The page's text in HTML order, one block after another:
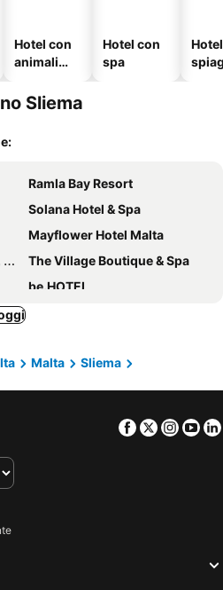
Hotel con
animali
Hotel con
spa
Sliema
Ramla Bay Resort
Solana Hotel & Spa
Mayflower Hotel Malta
The Village Boutique & Spa
be.HOTEL
Beach Garden Hotel
Hotel Levante St. Julian's, Affiliated by Meliá
Corinthia St George's Bay
Malta
Sliema
Facebook
Twitter